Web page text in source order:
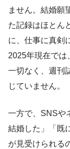
ません。結婚願
た記録はほとん
に、仕事に真剣
2025年現在では
一切なく、週刊
じていません。
一方で、SNSや
結婚した」「既
が見受けられる